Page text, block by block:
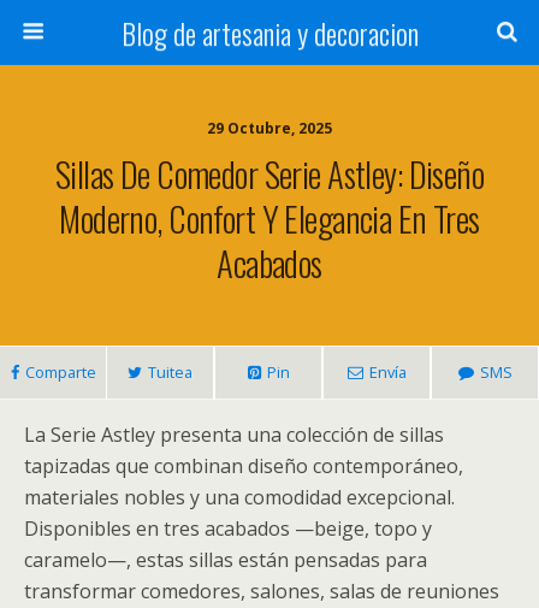
Blog de artesania y decoracion
29 Octubre, 2025
Sillas De Comedor Serie Astley: Diseño
Moderno, Confort Y Elegancia En Tres
Acabados
Comparte Tuitea Pin Envía SMS
La Serie Astley presenta una colección de sillas
tapizadas que combinan diseño contemporáneo,
materiales nobles y una comodidad excepcional.
Disponibles en tres acabados —beige, topo y
caramelo—, estas sillas están pensadas para
transformar comedores, salones, salas de reuniones